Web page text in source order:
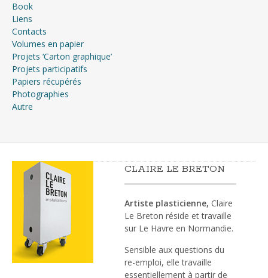
Book
Liens
Contacts
Volumes en papier
Projets ‘Carton graphique’
Projets participatifs
Papiers récupérés
Photographies
Autre
CLAIRE LE BRETON
Artiste plasticienne, Claire
Le Breton réside et travaille
sur Le Havre en Normandie.
Sensible aux questions du
re-emploi, elle travaille
essentiellement à partir de